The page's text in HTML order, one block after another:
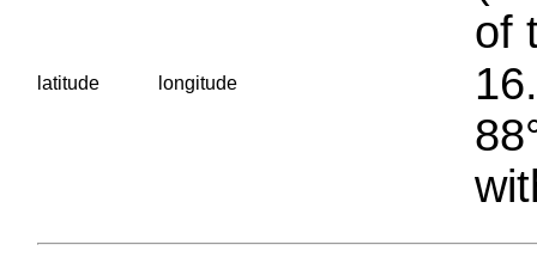
latitude longitude
of